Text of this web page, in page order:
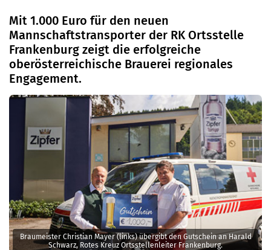
Braumeister Christian Mayer (links) übergibt den Gutschein an Harald
Schwarz, Rotes Kreuz Ortsstellenleiter Frankenburg.
Mit 1.000 Euro für den neuen
Mannschaftstransporter der RK Ortsstelle
Frankenburg zeigt die erfolgreiche
oberösterreichische Brauerei regionales
Engagement.